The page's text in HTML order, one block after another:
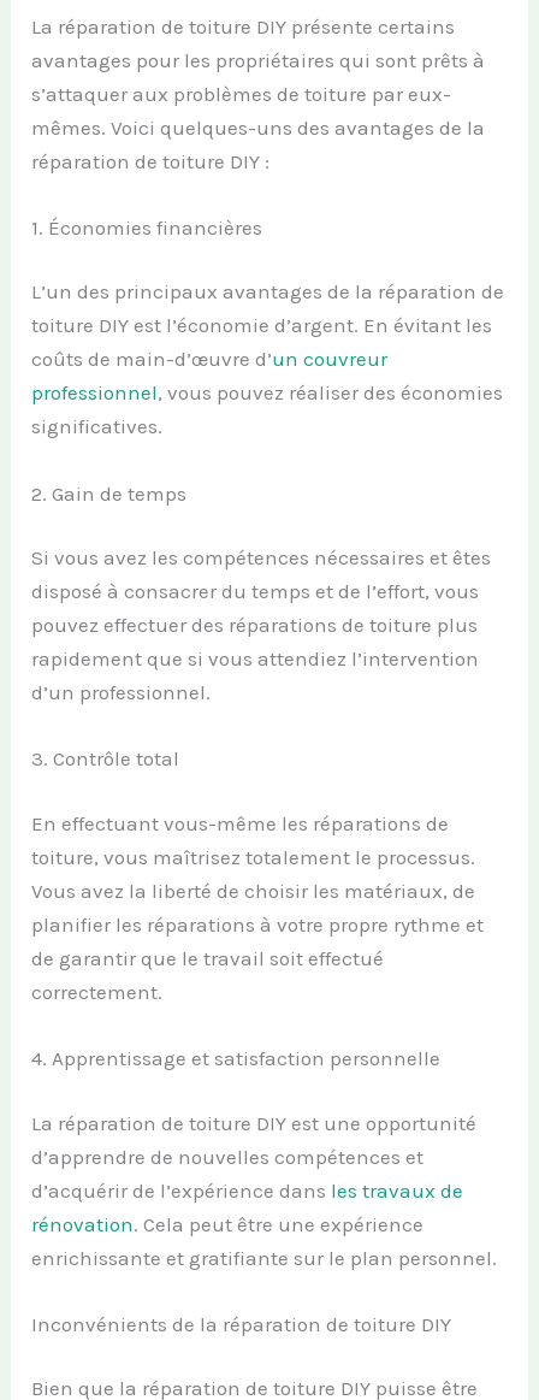
La réparation de toiture DIY présente certains
avantages pour les propriétaires qui sont prêts à
s’attaquer aux problèmes de toiture par eux-
mêmes. Voici quelques-uns des avantages de la
réparation de toiture DIY :
1. Économies financières
L’un des principaux avantages de la réparation de
toiture DIY est l’économie d’argent. En évitant les
coûts de main-d’œuvre d’un couvreur
professionnel, vous pouvez réaliser des économies
significatives.
2. Gain de temps
Si vous avez les compétences nécessaires et êtes
disposé à consacrer du temps et de l’effort, vous
pouvez effectuer des réparations de toiture plus
rapidement que si vous attendiez l’intervention
d’un professionnel.
3. Contrôle total
En effectuant vous-même les réparations de
toiture, vous maîtrisez totalement le processus.
Vous avez la liberté de choisir les matériaux, de
planifier les réparations à votre propre rythme et
de garantir que le travail soit effectué
correctement.
4. Apprentissage et satisfaction personnelle
La réparation de toiture DIY est une opportunité
d’apprendre de nouvelles compétences et
d’acquérir de l’expérience dans les travaux de
rénovation. Cela peut être une expérience
enrichissante et gratifiante sur le plan personnel.
Inconvénients de la réparation de toiture DIY
Bien que la réparation de toiture DIY puisse être